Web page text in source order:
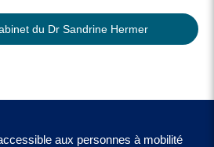
du Dr Sandrine Hermer
aux personnes à mobilité